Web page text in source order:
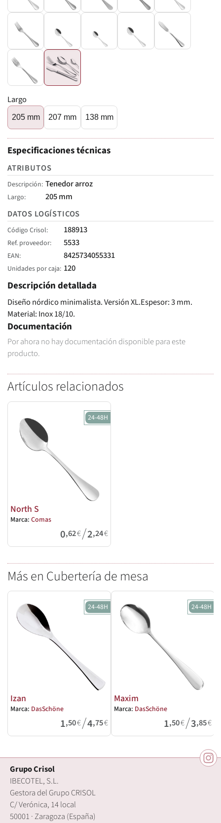
Largo
205 mm 207 mm 138 mm
Especificaciones técnicas
ATRIBUTOS
Descripción Tenedor arroz
Largo
205 mm
DATOS LOGÍSTICOS
Código Crisol 188913
Ref. proveedor 5533
EAN 8425734055331
Unidades por caja 120
Descripción detallada
Diseño nórdico minimalista. Versión XL.Espesor: 3 mm.
Material: Inox 18/10.
Documentación
Por ahora no hay documentación disponible para este
producto.
Artículos relacionados
24-48H
North S
Marca: Comas
0,62€/2,24€
Más en Cubertería de mesa
24-48H
Izan
Marca: DasSchöne
1,50€/4,75€
24-48H
Maxim
Marca: DasSchöne
1,50€/3,85€
Grupo Crisol
IBECOTEL, S.L.
Gestora del Grupo CRISOL
C/ Verónica, 14 local
50001 · Zaragoza (España)